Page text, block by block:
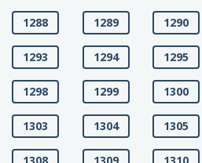
1288 1289 1290
1293 1294 1295
1298 1299 1300
1303 1304 1305